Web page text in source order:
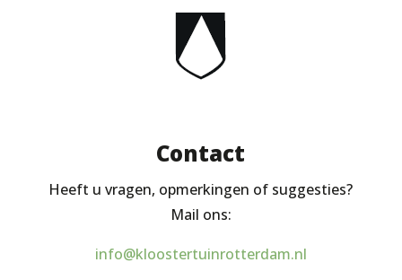
Contact
Heeft u vragen, opmerkingen of suggesties?
Mail ons:
info@kloostertuinrotterdam.nl